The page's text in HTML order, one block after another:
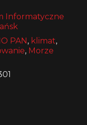
Informatyczne
PAN, klimat,
, Morze